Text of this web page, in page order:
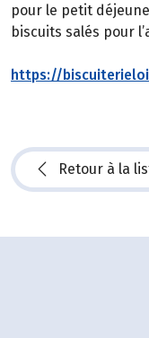
pour le petit
biscuits salés pour
https://
Retour à la